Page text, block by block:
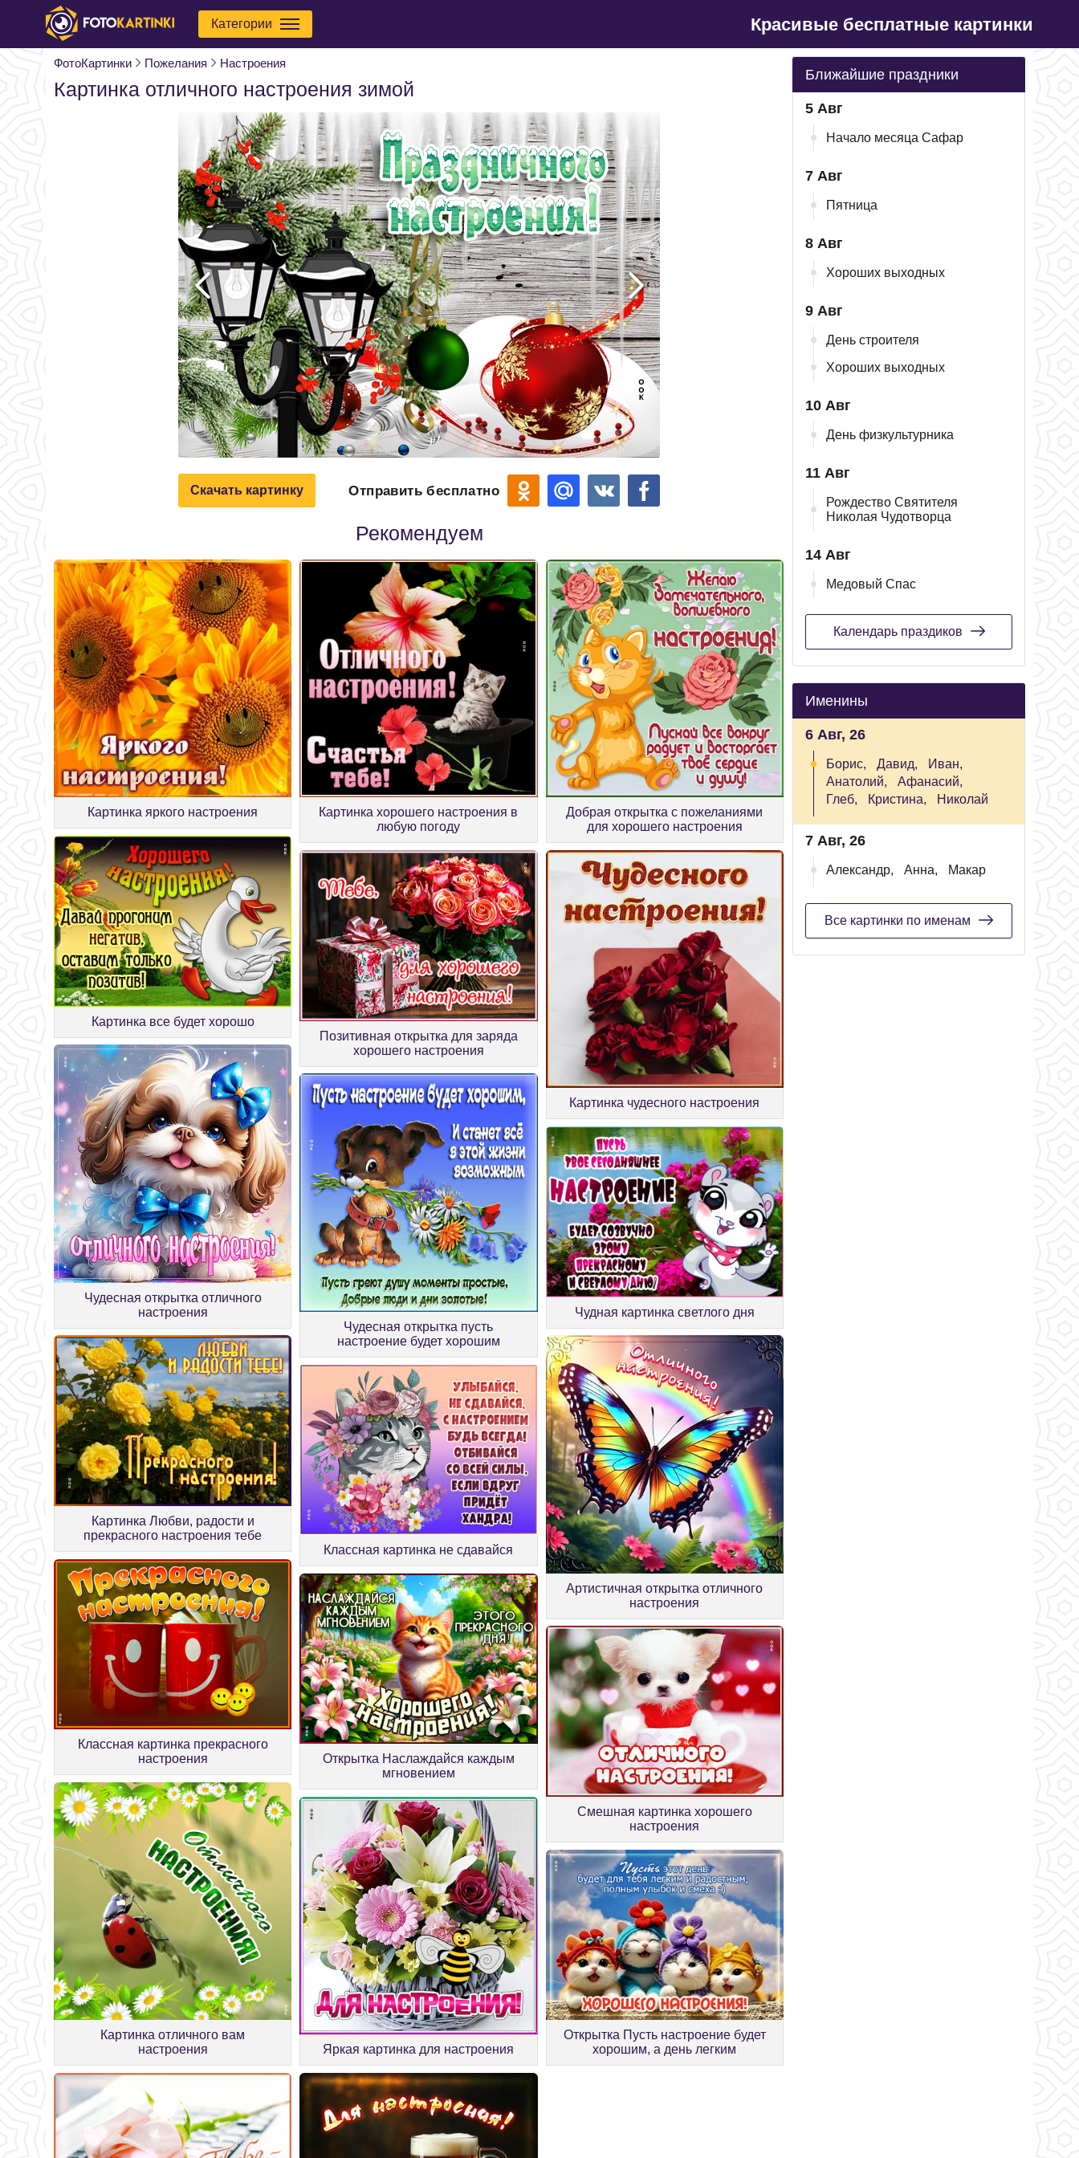
Категории Красивые бесплатные картинки
ФотоКартинки Пожелания Настроения
Картинка отличного настроения зимой
Скачать картинку Отправить бесплатно
Рекомендуем
Картинка яркого настроения
Картинка хорошего настроения в
любую погоду
Добрая открытка с пожеланиями
для хорошего настроения
Картинка все будет хорошо
Позитивная открытка для заряда
хорошего настроения
Картинка чудесного настроения
Чудесная открытка отличного
настроения
Чудесная открытка пусть
настроение будет хорошим
Чудная картинка светлого дня
Картинка Любви, радости и
прекрасного настроения тебе
Классная картинка не сдавайся
Артистичная открытка отличного
настроения
Классная картинка прекрасного
настроения
Открытка Наслаждайся каждым
мгновением
Смешная картинка хорошего
настроения
Картинка отличного вам
настроения
Яркая картинка для настроения
Открытка Пусть настроение будет
хорошим, а день легким
Ближайшие праздники
5 Авг
Начало месяца Сафар
7 Авг
Пятница
8 Авг
Хороших выходных
9 Авг
День строителя
Хороших выходных
10 Авг
День физкультурника
11 Авг
Рождество Святителя
Николая Чудотворца
14 Авг
Медовый Спас
Календарь праздиков
Именины
6 Авг, 26
Борис, Давид,
Иван,
Анатолий,
Афанасий,
Глеб,
Кристина, Николай
7 Авг, 26
Александр, Анна, Макар
Все картинки по именам